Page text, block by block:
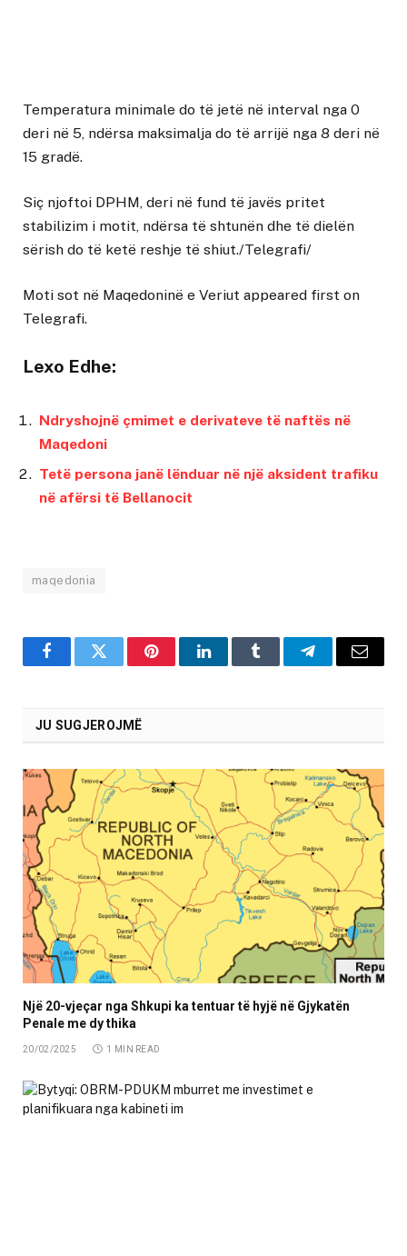
Temperatura minimale do të jetë në interval nga 0
deri në 5, ndërsa maksimalja do të arrijë nga 8 deri në
15 gradë.
Siç njoftoi DPHM, deri në fund të javës pritet
stabilizim i motit, ndërsa të shtunën dhe të dielën
sërish do të ketë reshje të shiut./Telegrafi/
Moti sot në Maqedoninë e Veriut appeared first on
Telegrafi.
Lexo Edhe:
Ndryshojnë çmimet e derivateve të naftës në
Maqedoni
Tetë persona janë lënduar në një aksident trafiku
në afërsi të Bellanocit
maqedonia
FacebookTwitter PinterestLinkedInTumblr TelegramEmail
JU SUGJEROJMË
Një 20-vjeçar nga Shkupi ka tentuar të hyjë në Gjykatën
Penale me dy thika
20/02/2025 1 MIN READ